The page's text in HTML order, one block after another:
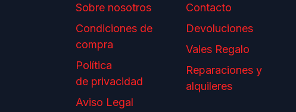
Sobre nosotros
Condiciones de
compra
Política
de privacidad
Aviso Legal
Contacto
Devoluciones
Vales Regalo
Reparaciones y
alquileres